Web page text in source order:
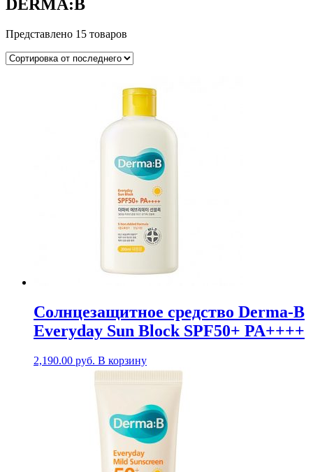
DERMA:B
Представлено 15 товаров
Солнцезащитное средство Derma-B
Everyday Sun Block SPF50+ PA++++
2,190.00 руб. В корзину